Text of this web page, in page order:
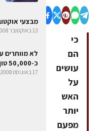
כי
הם
עושים
על
האש
יותר
מפעם
מבצעי
13 באוקטובר 2008
לא מוותרים
כ-50,000 טון צ'יפס בשנה
17 באוגוסט 2008